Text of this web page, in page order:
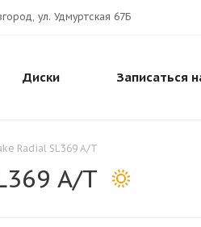
ул. Удмуртская 67Б
Диски Записаться
Radial SL369 A/T
A/T